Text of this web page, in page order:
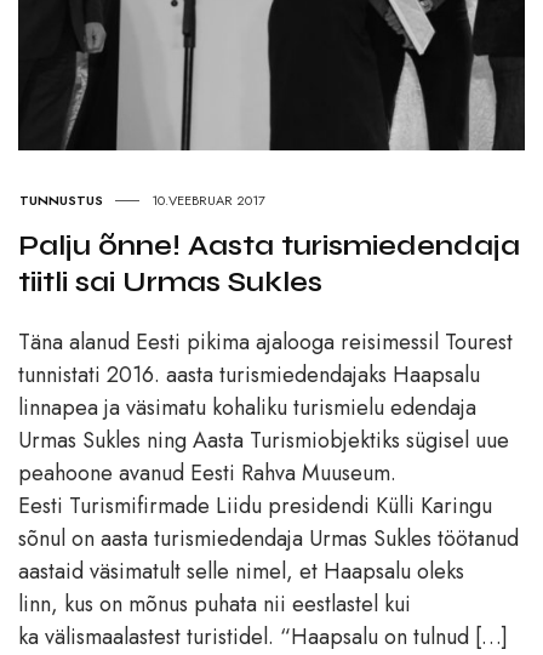
TUNNUSTUS 10.VEEBRUAR 2017
Palju õnne! Aasta turismiedendaja
tiitli sai Urmas Sukles
Täna alanud Eesti pikima ajalooga reisimessil Tourest
tunnistati 2016. aasta turismiedendajaks Haapsalu
linnapea ja väsimatu kohaliku turismielu edendaja
Urmas Sukles ning Aasta Turismiobjektiks sügisel uue
peahoone avanud Eesti Rahva Muuseum.
Eesti Turismifirmade Liidu presidendi Külli Karingu
sõnul on aasta turismiedendaja Urmas Sukles töötanud
aastaid väsimatult selle nimel, et Haapsalu oleks
linn, kus on mõnus puhata nii eestlastel kui
ka välismaalastest turistidel. “Haapsalu on tulnud […]